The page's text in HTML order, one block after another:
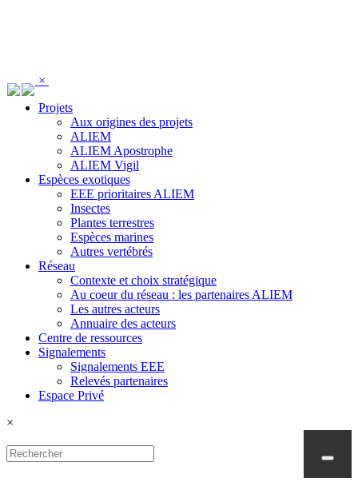
×
Projets
Aux origines des projets
ALIEM
ALIEM Apostrophe
ALIEM Vigil
Espèces exotiques
EEE prioritaires ALIEM
Insectes
Plantes terrestres
Espèces marines
Autres vertébrés
Réseau
Contexte et choix stratégique
Au coeur du réseau : les partenaires ALIEM
Les autres acteurs
Annuaire des acteurs
Centre de ressources
Signalements
Signalements EEE
Relevés partenaires
Espace Privé
×